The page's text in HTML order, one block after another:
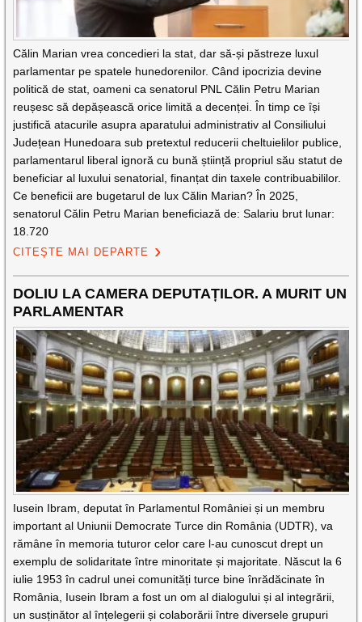
Călin Marian vrea concedieri la stat, dar să-și păstreze luxul
parlamentar pe spatele hunedorenilor. Când ipocrizia devine
politică de stat, oameni ca senatorul PNL Călin Petru Marian
reușesc să depășească orice limită a decenței. În timp ce își
justifică atacurile asupra aparatului administrativ al Consiliului
Județean Hunedoara sub pretextul reducerii cheltuielilor publice,
parlamentarul liberal ignoră cu bună știință propriul său statut de
beneficiar al luxului senatorial, finanțat din taxele contribuabililor.
Ce beneficii are bugetarul de lux Călin Marian? În 2025,
senatorul Călin Petru Marian beneficiază de: Salariu brut lunar:
18.720
CITEȘTE MAI DEPARTE
DOLIU LA CAMERA DEPUTAȚILOR. A MURIT UN
PARLAMENTAR
Iusein Ibram, deputat în Parlamentul României și un membru
important al Uniunii Democrate Turce din România (UDTR), va
rămâne în memoria tuturor celor care l-au cunoscut drept un
exemplu de solidaritate între minoritate și majoritate. Născut la 6
iulie 1953 în cadrul unei comunități turce bine înrădăcinate în
România, Iusein Ibram a fost un om al dialogului și al integrării,
un susținător al înțelegerii și colaborării între diversele grupuri